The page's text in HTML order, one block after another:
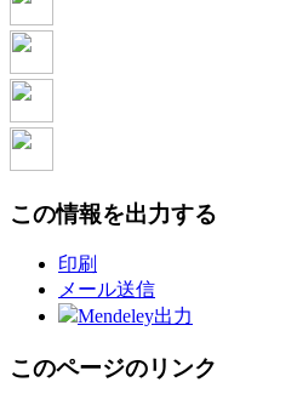
この情報を出力する
印刷
メール送信
Mendeley出力
このページのリンク